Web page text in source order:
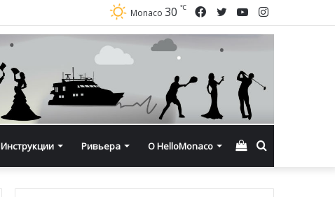
Instagram
YouTube
Twitter
Facebook
Monaco 30 ℃
Инструкции Ривьера О HelloMonaco Смотреть
корзину